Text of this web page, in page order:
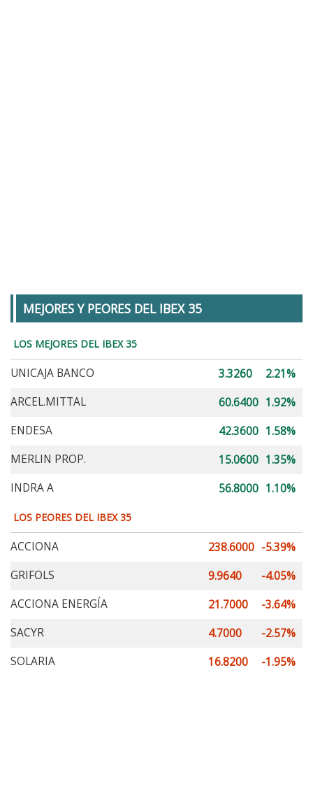
MEJORES Y PEORES DEL IBEX 35
LOS MEJORES DEL IBEX 35
UNICAJA BANCO 3.3260
2.21%
ARCEL.MITTAL
60.6400 1.92%
ENDESA
42.3600 1.58%
MERLIN PROP.
15.0600 1.35%
INDRA A
56.8000 1.10%
LOS PEORES DEL IBEX 35
ACCIONA 238.6000 -5.39%
GRIFOLS
9.9640
-4.05%
ACCIONA ENERGÍA
21.7000
-3.64%
SACYR
4.7000
-2.57%
SOLARIA
16.8200 -1.95%